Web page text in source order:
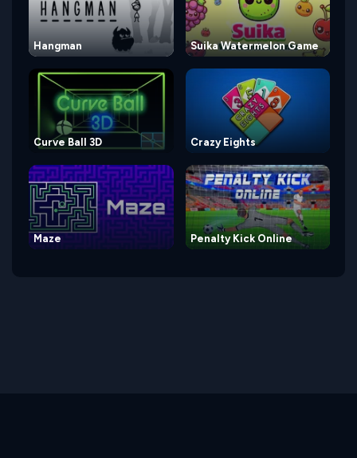
Hangman Suika Watermelon Game
Curve Ball 3D Crazy Eights
Maze Penalty Kick Online